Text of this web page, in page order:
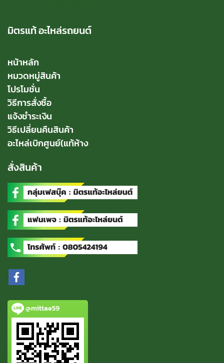
มิตรแท้ อะไหล่รถยนต์
หน้าหลัก
หมวดหมู่สินค้า
โปรโมชั่น
วิธีการสั่งซื้อ
แจ้งชำระเงิน
วิธีเปลี่ยนคืนสินค้า
อะไหล่เบิกศูนย์(แท้ห้าง
สั่งสินค้า
@mittae59